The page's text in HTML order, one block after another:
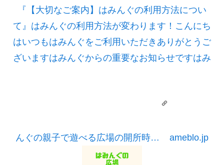
『【大切なご案内】はみんぐの利用方法につい
て』 はみんぐの利用方法が変わります！こんにち
はいつもはみんぐをご利用いただきありがとうご
ざいますはみんぐからの重要なお知らせですはみ
んぐの親子で遊べる広場の開所時… ameblo.jp